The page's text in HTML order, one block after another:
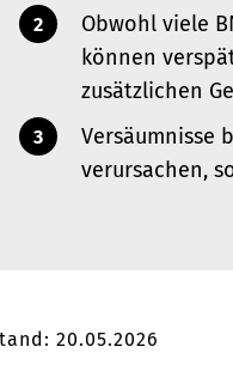
Obwohl viele
können
zusätzlichen
Versäumnisse
verursachen,
20.05.2026